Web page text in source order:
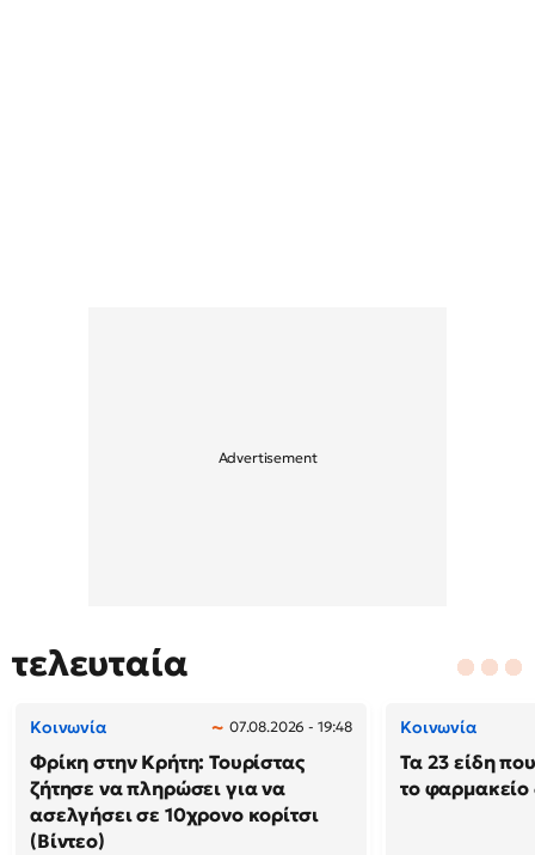
τελευταία
Κοινωνία 07.08.2026 - 19:48
Φρίκη στην Κρήτη: Τουρίστας
ζήτησε να πληρώσει για να
ασελγήσει σε 10χρονο κορίτσι
(Βίντεο)
Κοινωνία
Τα 23 είδη
το